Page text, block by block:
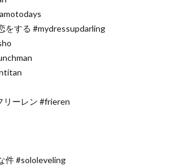
をする #mydressupdarling
リーレン #frieren
件 #sololeveling